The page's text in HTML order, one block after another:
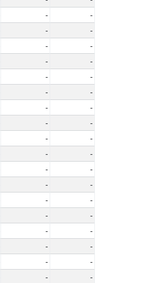
-
-
-
-
-
-
-
-
-
-
-
-
-
-
-
-
-
-
-
-
-
-
-
-
-
-
-
-
-
-
-
-
-
-
-
-